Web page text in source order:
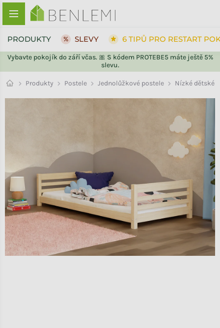
Přejít na obsah
Vybavte pokojík do září včas. 🎀 S kódem PROTEBE5 máte ještě 5%
slevu.
PRODUKTY SLEVY 6 TIPŮ PRO RESTART
Produkty Postele Jednolůžkové postele Nízké dětské
ZPĚT DO OBCHODU